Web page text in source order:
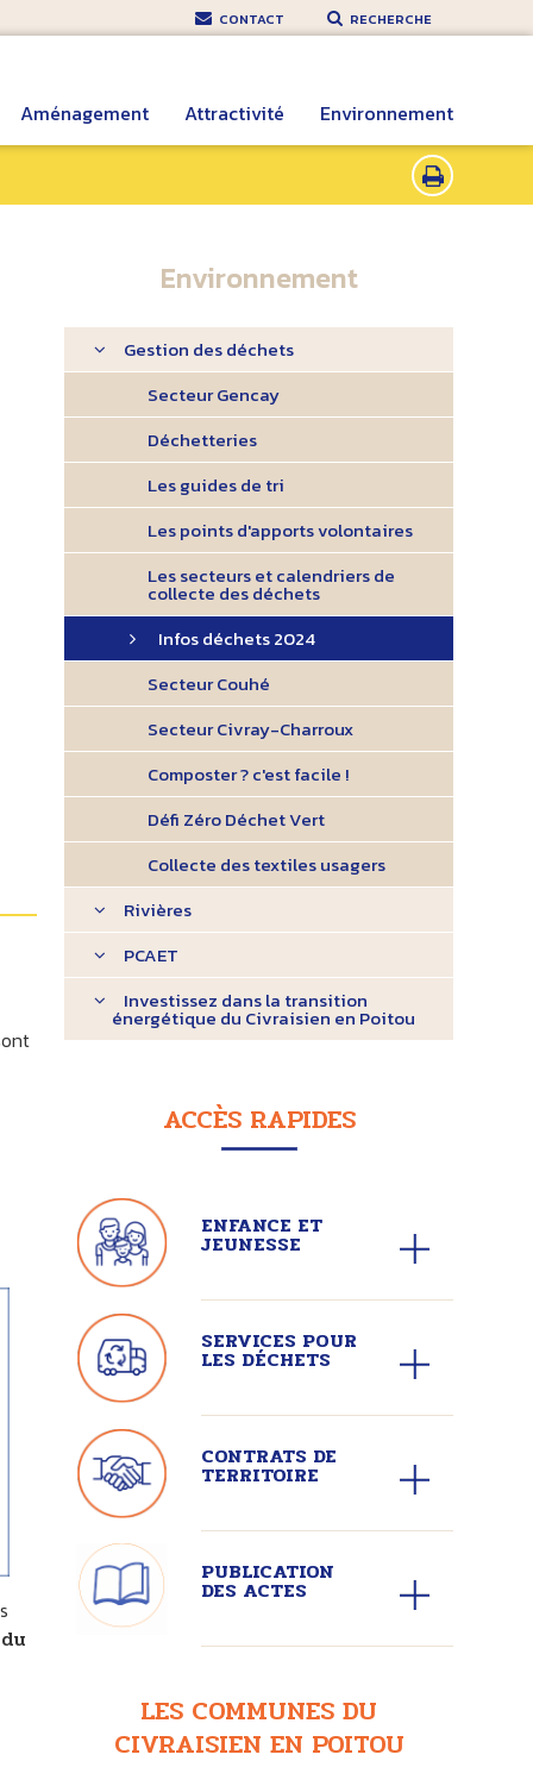
RECHERCHE
CONTACT
Aménagement Attractivité Environnement
Environnement
Gestion des déchets
Secteur Gencay
Déchetteries
Les guides de tri
Les points d'apports volontaires
Les secteurs et calendriers de
collecte des déchets
Infos déchets 2024
Secteur Couhé
Secteur Civray-Charroux
Composter ? c'est facile !
Défi Zéro Déchet Vert
Collecte des textiles usagers
Rivières
PCAET
Investissez dans la transition
énergétique du Civraisien en Poitou
ACCÈS RAPIDES
ENFANCE ET
JEUNESSE
SERVICES POUR
LES DÉCHETS
CONTRATS DE
TERRITOIRE
PUBLICATION
DES ACTES
LES COMMUNES DU
CIVRAISIEN EN POITOU